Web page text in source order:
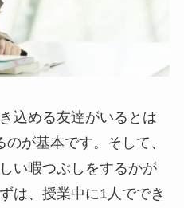
込める友達がいるとは
が基本です。そして、
い暇つぶしをするかが
は、授業中に1人ででき